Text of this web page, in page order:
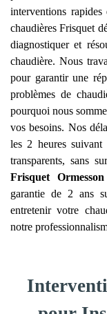
interventions
chaudières Frisquet
diagnostiquer et
chaudière. Nous
pour garantir une
problèmes de
pourquoi nous
vos besoins. Nos
les 2 heures
transparents, sans
Frisquet
Ormesson
garantie de 2 ans
entretenir votre
notre